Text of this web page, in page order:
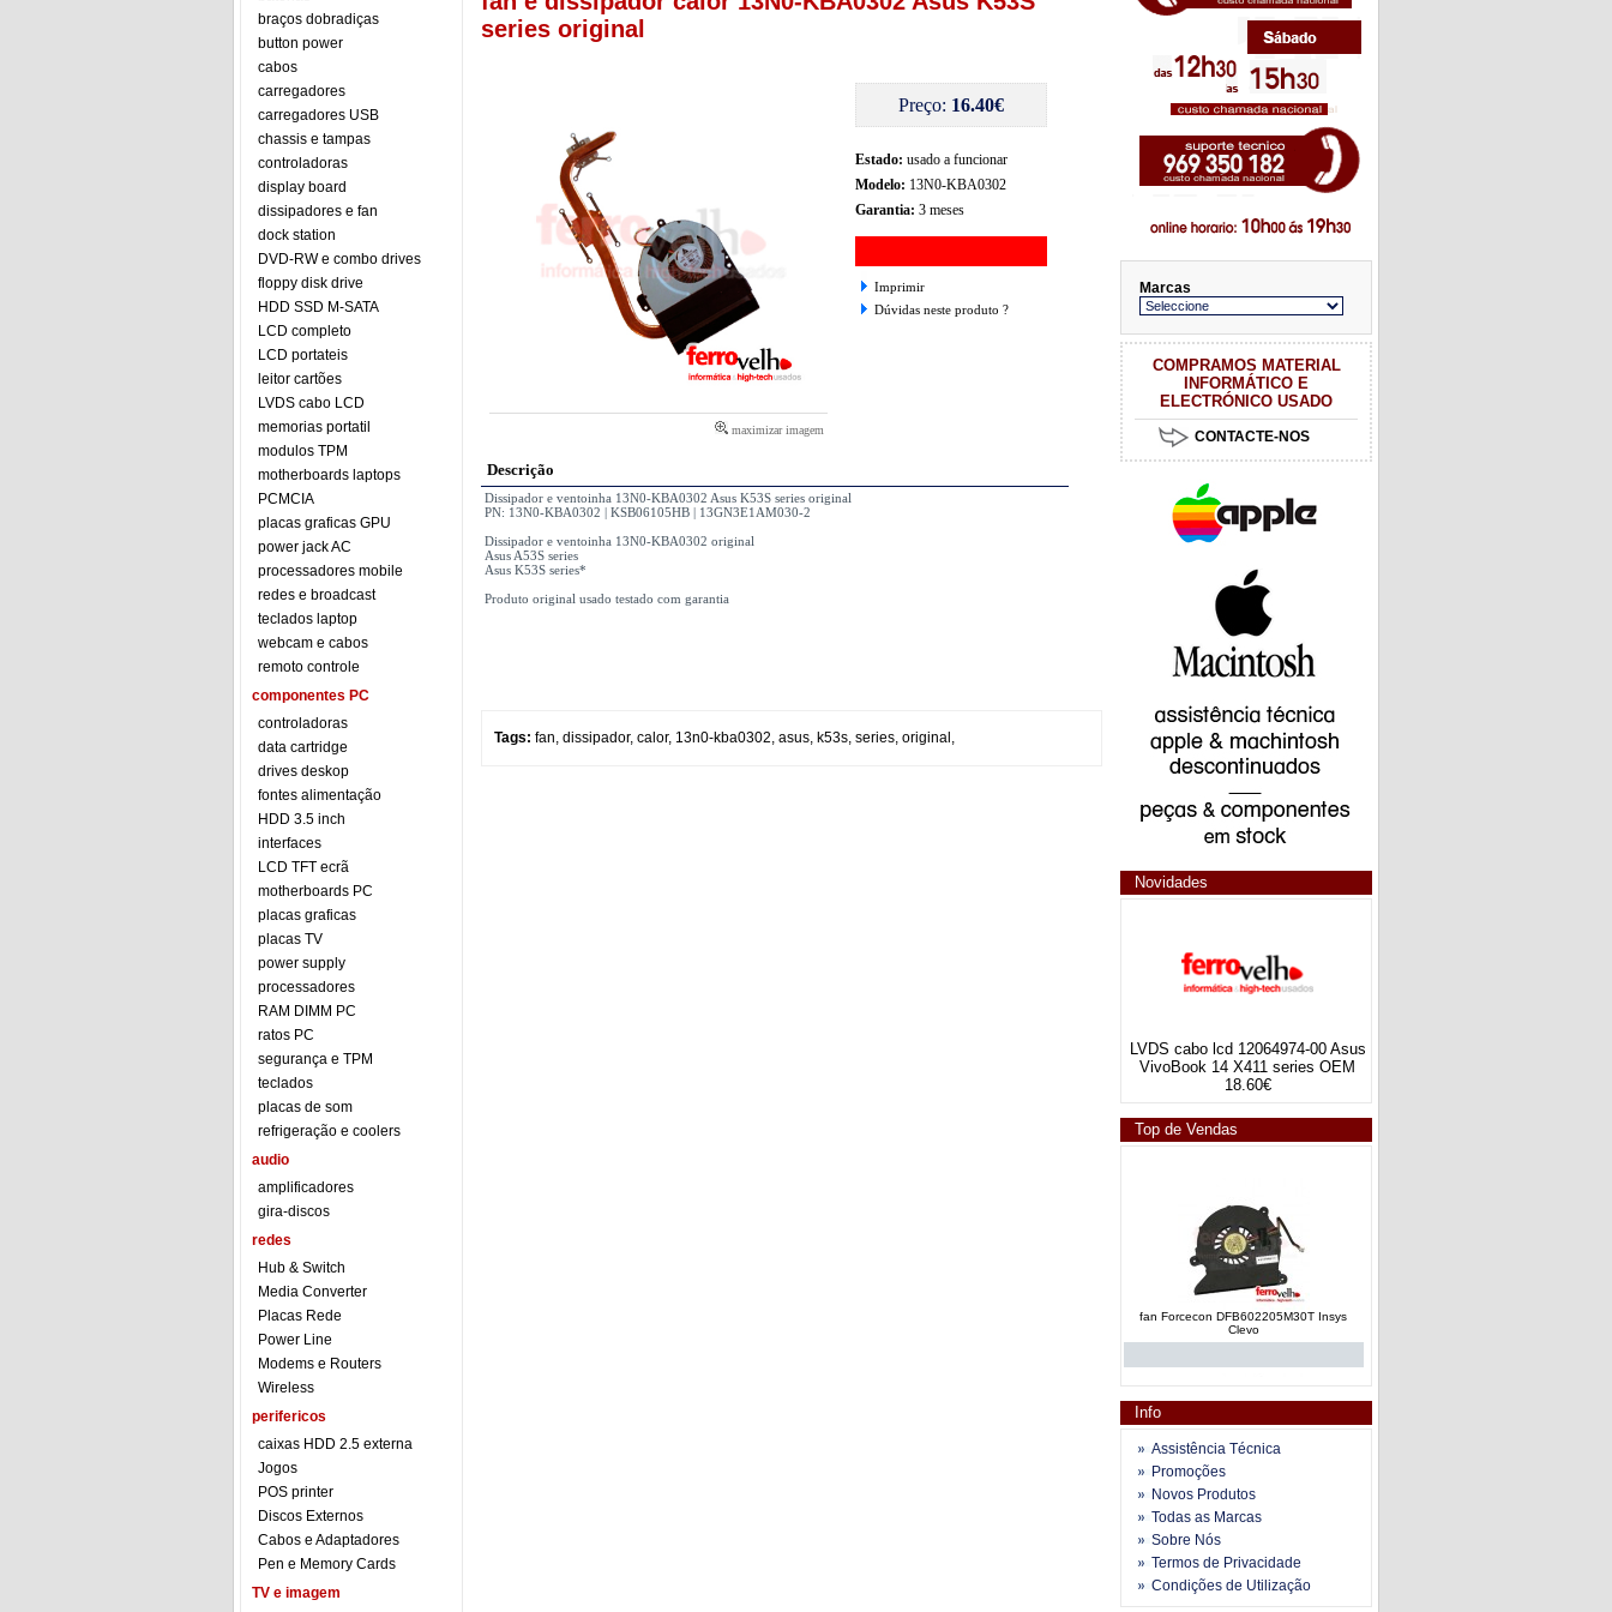
braços dobradiças
button power
cabos
carregadores
carregadores USB
chassis e tampas
controladoras
display board
dissipadores e fan
dock station
DVD-RW e combo drives
floppy disk drive
HDD SSD M-SATA
LCD completo
LCD portateis
leitor cartões
LVDS cabo LCD
memorias portatil
modulos TPM
motherboards laptops
PCMCIA
placas graficas GPU
power jack AC
processadores mobile
redes e broadcast
teclados laptop
webcam e cabos
remoto controle
componentes PC
controladoras
data cartridge
drives deskop
fontes alimentação
HDD 3.5 inch
interfaces
LCD TFT ecrã
motherboards PC
placas graficas
placas TV
power supply
processadores
RAM DIMM PC
ratos PC
segurança e TPM
teclados
placas de som
refrigeração e coolers
audio
amplificadores
gira-discos
redes
Hub & Switch
Media Converter
Placas Rede
Power Line
Modems e Routers
Wireless
perifericos
caixas HDD 2.5 externa
Jogos
POS printer
Discos Externos
Cabos e Adaptadores
Pen e Memory Cards
TV e imagem
series original
maximizar imagem
Preço: 16.40€
Estado: usado a funcionar
Modelo: 13N0-KBA0302
Garantia: 3 meses
Imprimir
Dúvidas neste produto ?
Descrição
Dissipador e ventoinha 13N0-KBA0302 Asus K53S series original
PN: 13N0-KBA0302 | KSB06105HB | 13GN3E1AM030-2
Dissipador e ventoinha 13N0-KBA0302 original
Asus A53S series
Asus K53S series*
Produto original usado testado com garantia
Tags: fan, dissipador, calor, 13n0-kba0302, asus, k53s, series, original ,
Marcas
COMPRAMOS MATERIAL
INFORMÁTICO E
ELECTRÓNICO USADO
CONTACTE-NOS
Novidades
LVDS cabo lcd 12064974-00 Asus
VivoBook 14 X411 series OEM
18.60€
Top de Vendas
Clevo
fan e dissipador calor AT019000110
Toshiba Satellite A200 series
Info
Assistência Técnica
Promoções
Novos Produtos
Todas as Marcas
Sobre Nós
Termos de Privacidade
Condições de Utilização